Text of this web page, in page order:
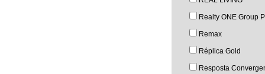
Realty ONE Group
Remax
Réplica Gold
Resposta